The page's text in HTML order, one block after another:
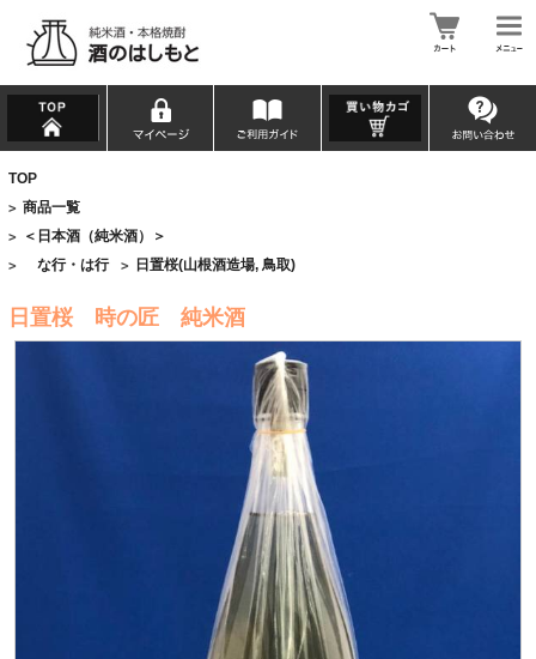
TOP
> 商品一覧
> ＜日本酒（純米酒）＞
> な行・は行 > 日置桜(山根酒造場, 鳥取)
日置桜 時の匠 純米酒